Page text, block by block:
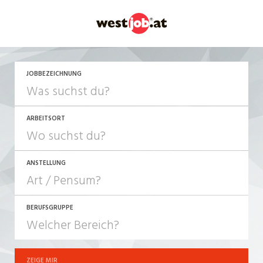
JOBBEZEICHNUNG
ARBEITSORT
ANSTELLUNG
JOB-TYP
Festanstellung
BERUFSGRUPPE
ZEIGE MIR